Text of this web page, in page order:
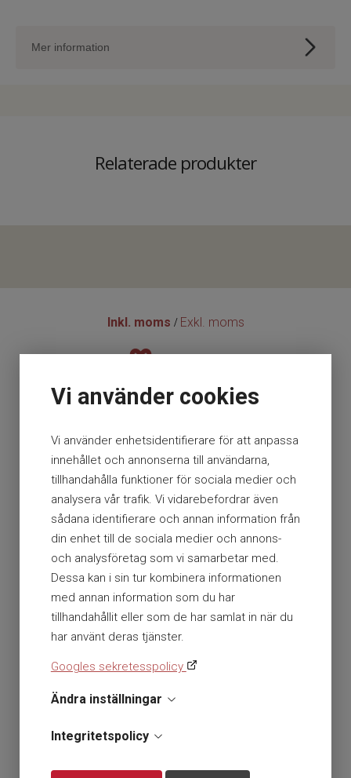
Vi använder cookies
Vi använder enhetsidentifierare för att anpassa
innehållet och annonserna till användarna,
tillhandahålla funktioner för sociala medier och
analysera vår trafik. Vi vidarebefordrar även
sådana identifierare och annan information från
din enhet till de sociala medier och annons-
och analysföretag som vi samarbetar med.
Dessa kan i sin tur kombinera informationen
med annan information som du har
tillhandahållit eller som de har samlat in när du
har använt deras tjänster.
Googles sekretesspolicy
Ändra inställningar
Integritetspolicy
Mer information
2 x tvättservetter
Relaterade produkter
Inkl. moms / Exkl. moms
Org nr. 556112-0584
Storsätragränd 26 127 39 Skärholmen
+46 (0)10 179 38 80
info@hlrgrossisten.se
» Om cookies
|HLR GROSSISTEN
Startsida